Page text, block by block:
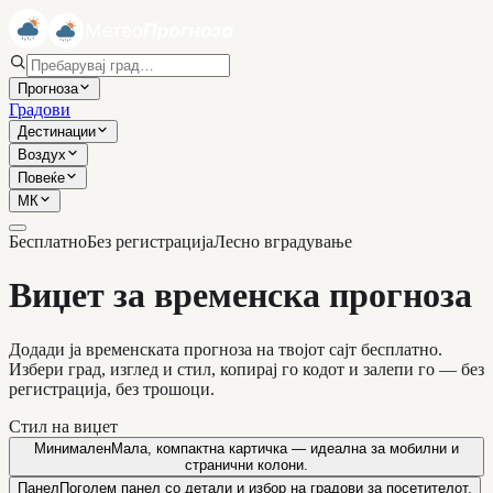
Прогноза
Градови
Дестинации
Воздух
Повеќе
МК
БесплатноБез регистрацијаЛесно вградување
Виџет за временска прогноза
Додади ја временската прогноза на твојот сајт бесплатно.
Избери град, изглед и стил, копирај го кодот и залепи го — без
регистрација, без трошоци.
Стил на виџет
МинималенМала, компактна картичка — идеална за мобилни и
странични колони.
Панел Поголем панел со детали и избор на градови за посетителот.